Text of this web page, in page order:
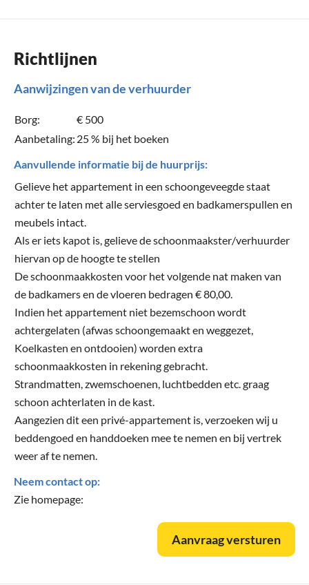
Richtlijnen
Aanwijzingen van de verhuurder
Borg:
€ 500
Aanbetaling: 25 % bij het boeken
Aanvullende informatie bij de huurprijs:
Gelieve het appartement in een schoongeveegde staat
achter te laten met alle serviesgoed en badkamerspullen en
meubels intact.
Als er iets kapot is, gelieve de schoonmaakster/verhuurder
hiervan op de hoogte te stellen
De schoonmaakkosten voor het volgende nat maken van
de badkamers en de vloeren bedragen € 80,00.
Indien het appartement niet bezemschoon wordt
achtergelaten (afwas schoongemaakt en weggezet,
Koelkasten en ontdooien) worden extra
schoonmaakkosten in rekening gebracht.
Strandmatten, zwemschoenen, luchtbedden etc. graag
schoon achterlaten in de kast.
Aangezien dit een privé-appartement is, verzoeken wij u
beddengoed en handdoeken mee te nemen en bij vertrek
weer af te nemen.
Neem contact op:
Zie homepage:
Aanvraag versturen